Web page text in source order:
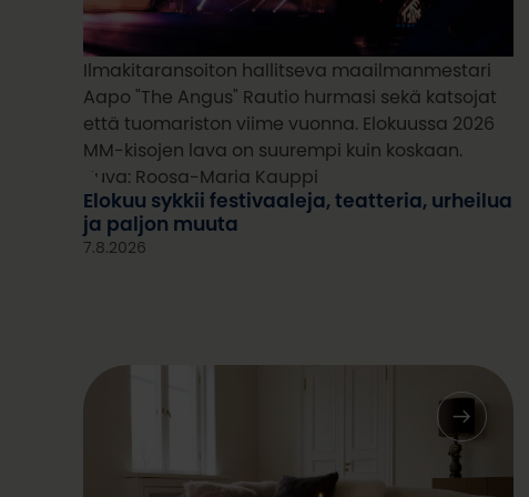
Ilmakitaransoiton hallitseva maailmanmestari
Aapo "The Angus" Rautio hurmasi sekä katsojat
että tuomariston viime vuonna. Elokuussa 2026
MM-kisojen lava on suurempi kuin koskaan.
Kuva: Roosa-Maria Kauppi
Elokuu sykkii festivaaleja, teatteria, urheilua
ja paljon muuta
7.8.2026